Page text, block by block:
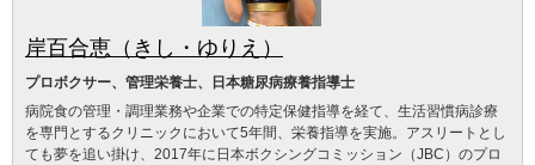
岸百合恵（きし・ゆりえ）
プロボクサー、管理栄養士、日本糖尿病療養指導士
病院食の管理・調理業務や企業での特定保健指導を経て、生活習慣病診療
を専門とするクリニックにおいて5年間、栄養指導を実施。アスリートとし
ても夢を追い掛け、2017年に日本ボクシングコミッション（JBC）のプロ